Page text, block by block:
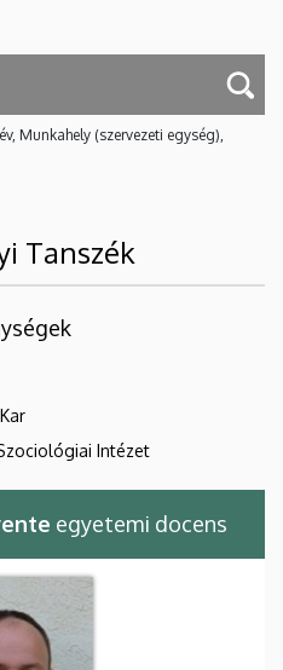
Munkahely (szervezeti egység),
Tanszék
Intézet
egyetemi docens